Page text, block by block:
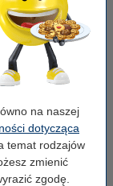
na naszej
dotycząca
temat rodzajów
zmienić
zgodę.